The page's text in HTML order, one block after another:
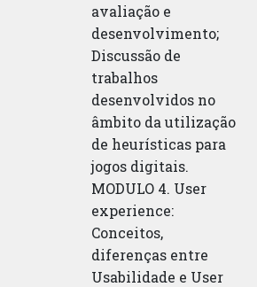
avaliação e
desenvolvimento;
Discussão de
trabalhos
desenvolvidos no
âmbito da utilização
de heurísticas para
jogos digitais.
MODULO 4. User
experience:
Conceitos,
diferenças entre
Usabilidade e User